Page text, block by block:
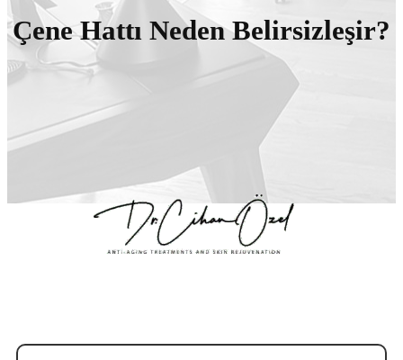
Çene Hattı Neden Belirsizleşir?